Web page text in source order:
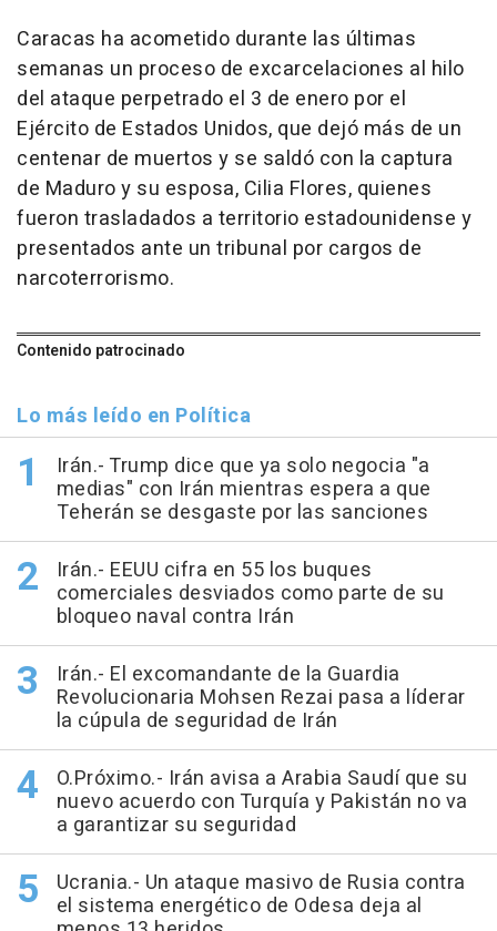
Caracas ha acometido durante las últimas
semanas un proceso de excarcelaciones al hilo
del ataque perpetrado el 3 de enero por el
Ejército de Estados Unidos, que dejó más de un
centenar de muertos y se saldó con la captura
de Maduro y su esposa, Cilia Flores, quienes
fueron trasladados a territorio estadounidense y
presentados ante un tribunal por cargos de
narcoterrorismo.
Contenido patrocinado
Lo más leído en Política
Irán.- Trump dice que ya solo negocia "a
medias" con Irán mientras espera a que
Teherán se desgaste por las sanciones
Irán.- EEUU cifra en 55 los buques
comerciales desviados como parte de su
bloqueo naval contra Irán
Irán.- El excomandante de la Guardia
Revolucionaria Mohsen Rezai pasa a líderar
la cúpula de seguridad de Irán
O.Próximo.- Irán avisa a Arabia Saudí que su
nuevo acuerdo con Turquía y Pakistán no va
a garantizar su seguridad
Ucrania.- Un ataque masivo de Rusia contra
el sistema energético de Odesa deja al